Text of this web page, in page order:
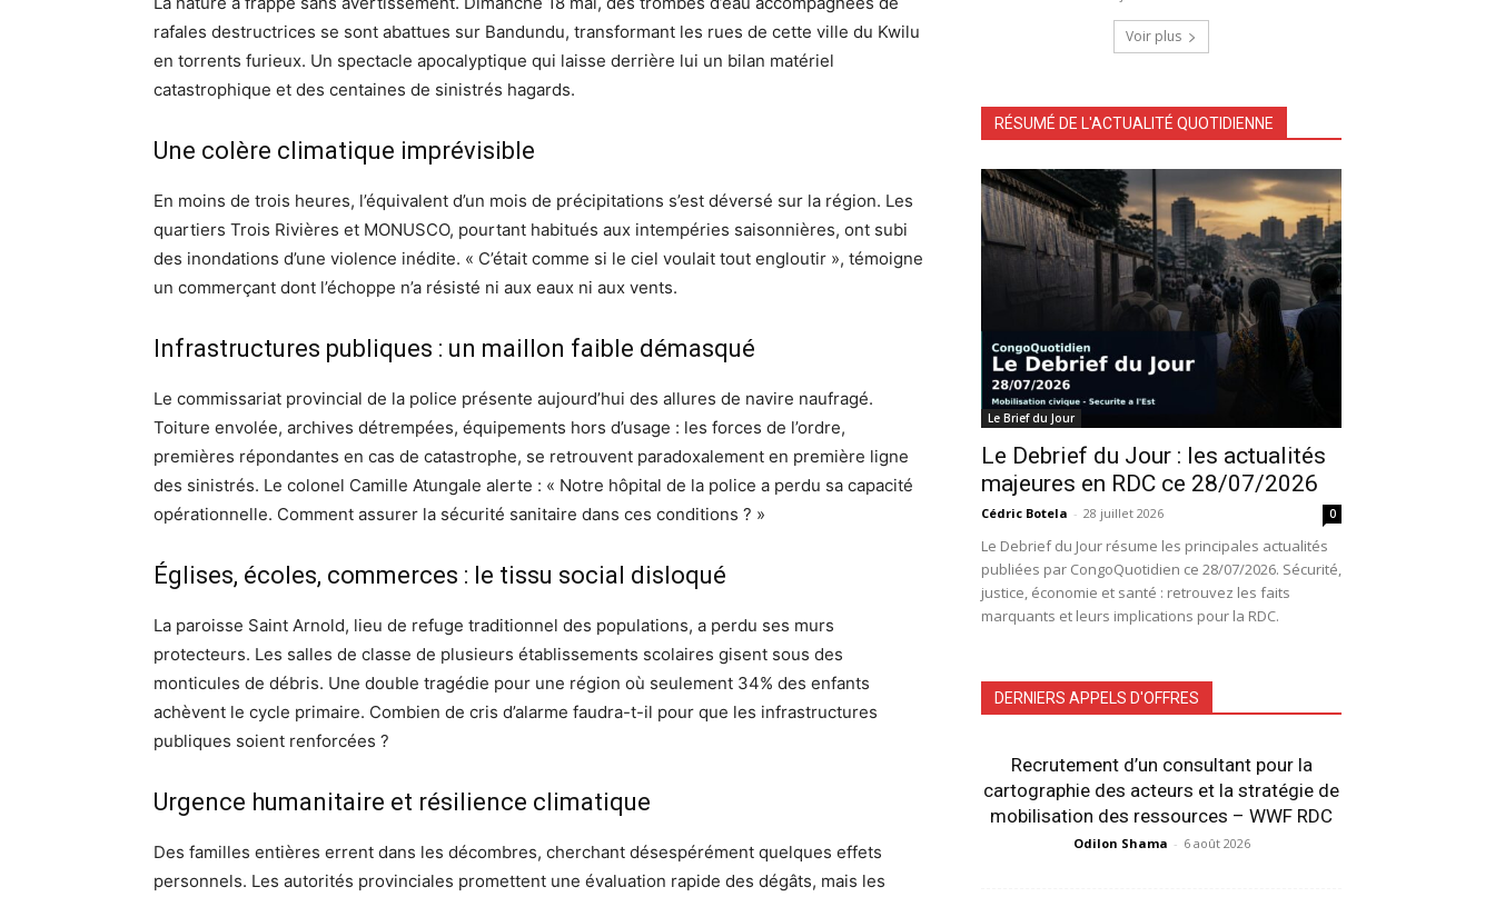
rafales destructrices se sont abattues sur Bandundu, transformant les rues de cette ville du Kwilu
en torrents furieux. Un spectacle apocalyptique qui laisse derrière lui un bilan matériel
catastrophique et des centaines de sinistrés hagards.
Une colère climatique imprévisible
En moins de trois heures, l’équivalent d’un mois de précipitations s’est déversé sur la région. Les
quartiers Trois Rivières et MONUSCO, pourtant habitués aux intempéries saisonnières, ont subi
des inondations d’une violence inédite. « C’était comme si le ciel voulait tout engloutir », témoigne
un commerçant dont l’échoppe n’a résisté ni aux eaux ni aux vents.
Infrastructures publiques : un maillon faible démasqué
Le commissariat provincial de la police présente aujourd’hui des allures de navire naufragé.
Toiture envolée, archives détrempées, équipements hors d’usage : les forces de l’ordre,
premières répondantes en cas de catastrophe, se retrouvent paradoxalement en première ligne
des sinistrés. Le colonel Camille Atungale alerte : « Notre hôpital de la police a perdu sa capacité
opérationnelle. Comment assurer la sécurité sanitaire dans ces conditions ? »
Églises, écoles, commerces : le tissu social disloqué
La paroisse Saint Arnold, lieu de refuge traditionnel des populations, a perdu ses murs
protecteurs. Les salles de classe de plusieurs établissements scolaires gisent sous des
monticules de débris. Une double tragédie pour une région où seulement 34% des enfants
achèvent le cycle primaire. Combien de cris d’alarme faudra-t-il pour que les infrastructures
publiques soient renforcées ?
Urgence humanitaire et résilience climatique
Des familles entières errent dans les décombres, cherchant désespérément quelques effets
personnels. Les autorités provinciales promettent une évaluation rapide des dégâts, mais les
Voir plus
RÉSUMÉ DE L'ACTUALITÉ QUOTIDIENNE
Le Brief du Jour
Le Debrief du Jour : les actualités
majeures en RDC ce 28/07/2026
Cédric Botela - 28 juillet 2026 0
Le Debrief du Jour résume les principales actualités
publiées par CongoQuotidien ce 28/07/2026. Sécurité,
justice, économie et santé : retrouvez les faits
marquants et leurs implications pour la RDC.
DERNIERS APPELS D'OFFRES
Recrutement d’un consultant pour la
cartographie des acteurs et la stratégie de
mobilisation des ressources – WWF RDC
Odilon Shama - 6 août 2026